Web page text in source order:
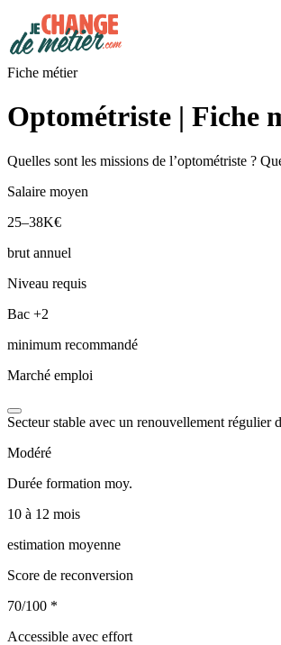
Fiche métier
Optométriste | Fiche
Quelles sont les missions de l’optométriste ?
Salaire moyen
25–38K€
brut annuel
Niveau requis
Bac +2
minimum recommandé
Marché emploi
Secteur stable avec un renouvellement régulier
Modéré
Durée formation moy.
10 à 12 mois
estimation moyenne
Score de reconversion
70/100 *
Accessible avec effort